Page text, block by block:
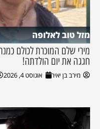
מזל טוב לאלופה
מירי שלם המוכרת לכולם
חגגה את יום הולדתה!
מירב בן יאיר אוגוסט 4, 2026